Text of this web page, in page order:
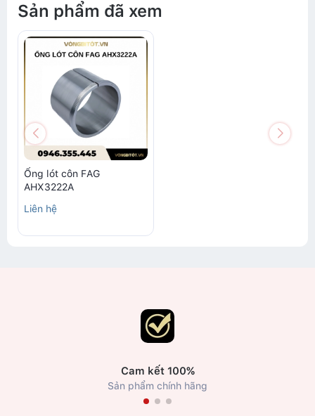
Sản phẩm đã xem
Ống lót côn FAG
AHX3222A
Liên hệ
Cam kết 100%
Sản phẩm chính hãng